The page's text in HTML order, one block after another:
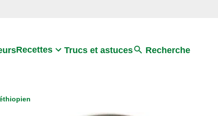
Recettes Trucs et astuces Recherche